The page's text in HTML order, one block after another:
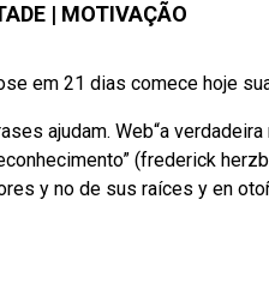
| MOTIVAÇÃO
em 21 dias comece hoje
ajudam. Web“a
(frederick
y no de sus raíces y en